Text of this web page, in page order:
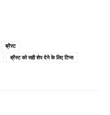
ब्रैस्ट
ब्रैस्ट को सही शेप देने के लिए टिप्स